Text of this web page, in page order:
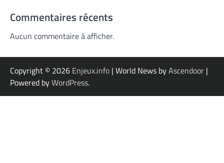
Commentaires récents
Aucun commentaire à afficher.
Copyright © 2026 Enjeux.info | World News byAscendoor |
Powered byWordPress.